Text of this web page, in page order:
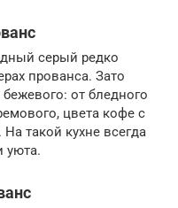
серый редко
прованса. Зато
от бледного
цвета кофе с
такой кухне всегда
уюта.